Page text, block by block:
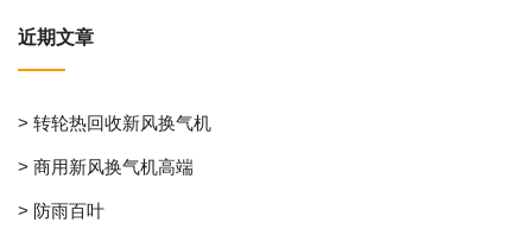
近期文章
> 转轮热回收新风换气机
> 商用新风换气机高端
> 防雨百叶